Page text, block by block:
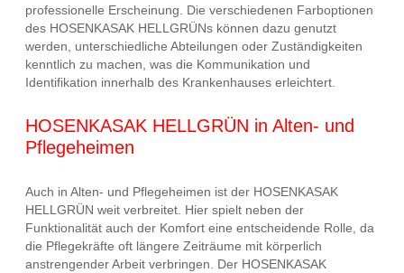
professionelle Erscheinung. Die verschiedenen Farboptionen
des HOSENKASAK HELLGRÜNs können dazu genutzt
werden, unterschiedliche Abteilungen oder Zuständigkeiten
kenntlich zu machen, was die Kommunikation und
Identifikation innerhalb des Krankenhauses erleichtert.
HOSENKASAK HELLGRÜN in Alten- und
Pflegeheimen
Auch in Alten- und Pflegeheimen ist der HOSENKASAK
HELLGRÜN weit verbreitet. Hier spielt neben der
Funktionalität auch der Komfort eine entscheidende Rolle, da
die Pflegekräfte oft längere Zeiträume mit körperlich
anstrengender Arbeit verbringen. Der HOSENKASAK